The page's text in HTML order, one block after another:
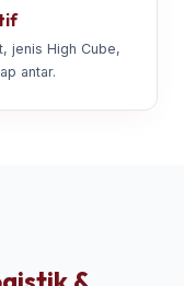
jenis High Cube,
antar.